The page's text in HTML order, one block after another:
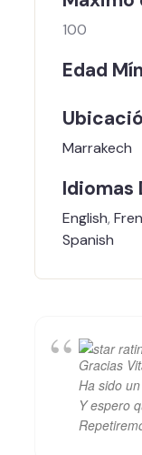
100
Edad
Marrakech
Idiomas
English,
Spanish
Gracias
Ha sido
Y espero